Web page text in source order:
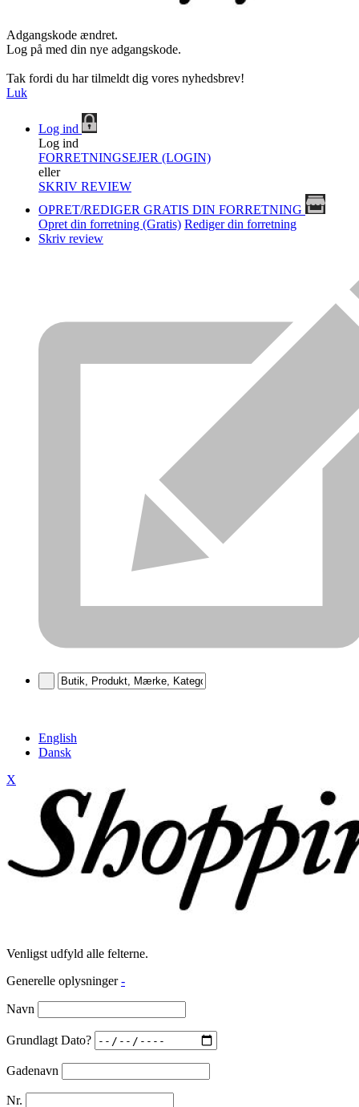
Adgangskode ændret.
Log på med din nye adgangskode.
Tak fordi du har tilmeldt dig vores nyhedsbrev!
Luk
Log ind
Log ind
FORRETNINGSEJER (LOGIN)
eller
SKRIV REVIEW
OPRET/REDIGER GRATIS DIN FORRETNING
Opret din forretning (Gratis) Rediger din forretning
Skriv review
English
Dansk
X
Venligst udfyld alle felterne.
Generelle oplysninger -
Navn
Grundlagt Dato?
Gadenavn
Nr.